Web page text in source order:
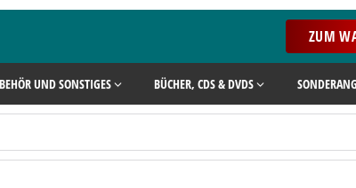
ZUM
UND SONSTIGES BÜCHER, CDS & DVDS